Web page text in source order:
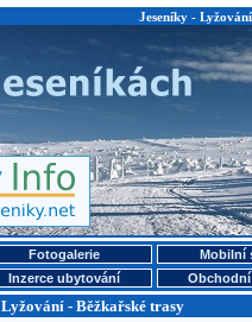
Jeseníky -
Fotogalerie Mobilní
Inzerce ubytování
Lyžování - Běžkařské trasy